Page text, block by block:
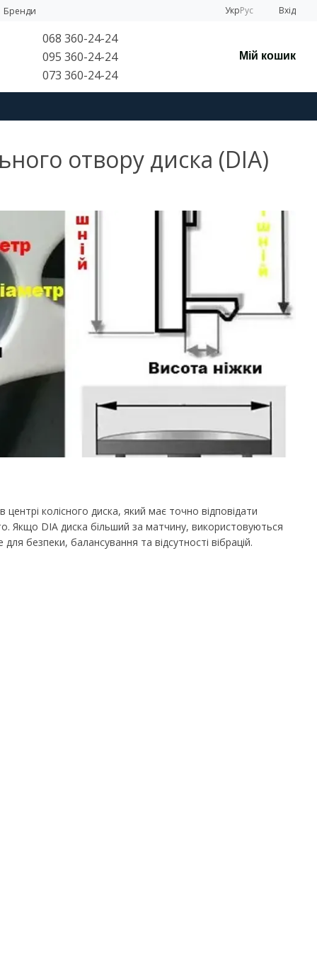
Бренди УкрРус Вхід
068 360-24-24
095 360-24-24
073 360-24-24
Мій кошик
отвору диска (DIA)
колісного диска, який має точно відповідати
Якщо DIA диска більший за матчину, використовуються
безпеки, балансування та відсутності вібрацій.